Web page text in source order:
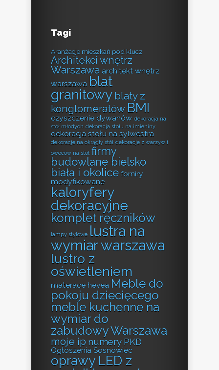
Tagi
Aranżacje mieszkań pod klucz
Architekci wnętrz
Warszawa architekt wnętrz
warszawa blat
granitowy blaty z
konglomeratów BMI
czyszczenie dywanów dekoracja na
stół młodych dekoracja stołu na imieniny
dekoracja stołu na sylwestra
dekoracje na okrągły stół dekoracje z warzyw i
owoców na stół firmy
budowlane bielsko
biała i okolice forniry
modyfikowane
kaloryfery
dekoracyjne
komplet ręczników
lampy stylowe lustra na
wymiar warszawa
lustro z
oświetleniem
materace hevea Meble do
pokoju dziecięcego
meble kuchenne na
wymiar do
zabudowy Warszawa
moje ip numery PKD
Ogłoszenia Sosnowiec
oprawy LED z